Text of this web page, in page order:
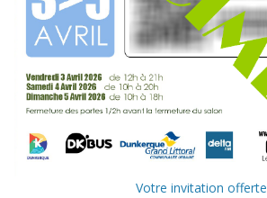
Votre invitation offerte